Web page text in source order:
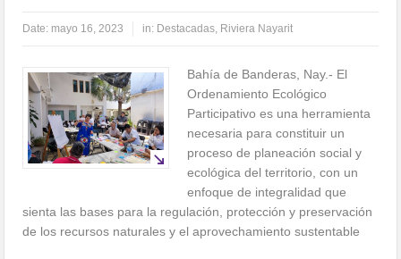
Date: mayo 16, 2023 in: Destacadas, Riviera Nayarit
Bahía de Banderas, Nay.- El
Ordenamiento Ecológico
Participativo es una herramienta
necesaria para constituir un
proceso de planeación social y
ecológica del territorio, con un
enfoque de integralidad que
sienta las bases para la regulación, protección y preservación
de los recursos naturales y el aprovechamiento sustentable